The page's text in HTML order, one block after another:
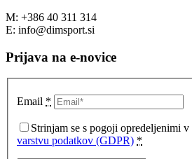
M: +386 40 311 314
E: info@dimsport.si
Prijava na e-novice
Email *
Strinjam se s pogoji opredeljenimi v
varstvu podatkov (GDPR) *